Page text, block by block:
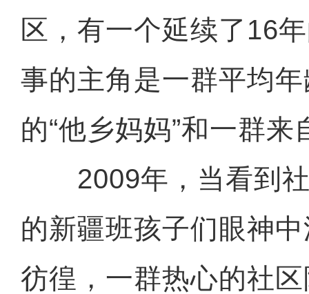
区，有一个延续了16
事的主角是一群平均
的“他乡妈妈”和一群
2009年，当看到社
的新疆班孩子们眼神
彷徨，一群热心的社